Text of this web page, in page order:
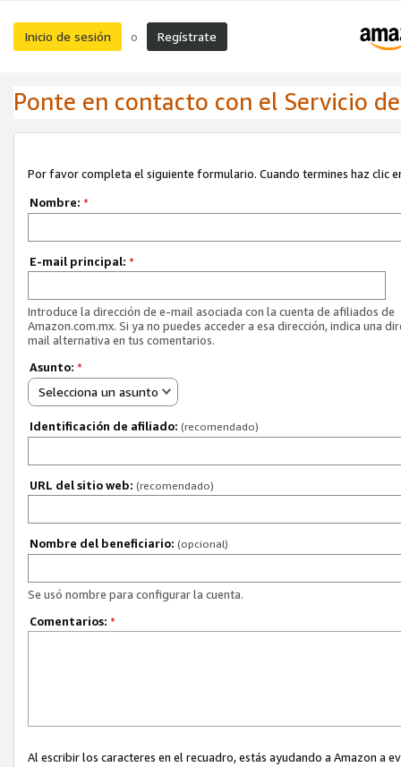
Inicio de sesión o Regístrate
Ponte en contacto con el Servicio
Por favor completa el siguiente formulario. Cuando termines haz clic
Nombre: *
E-mail principal: *
Introduce la dirección de e-mail asociada con la cuenta de afiliados de
Amazon.com.mx. Si ya no puedes acceder a esa dirección, indica una
mail alternativa en tus comentarios.
Asunto: *
Selecciona un asunto
Identificación de afiliado: (recomendado)
URL del sitio web: (recomendado)
Nombre del beneficiario: (opcional)
Se usó nombre para configurar la cuenta.
Comentarios: *
Al escribir los caracteres en el recuadro, estás ayudando a Amazon